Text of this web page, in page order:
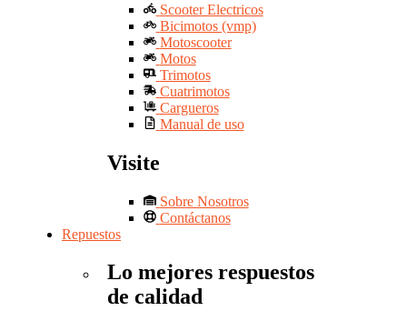
Scooter Electricos
Bicimotos (vmp)
Motoscooter
Motos
Trimotos
Cuatrimotos
Cargueros
Manual de uso
Visite
Sobre Nosotros
Contáctanos
Repuestos
Lo mejores respuestos
de calidad